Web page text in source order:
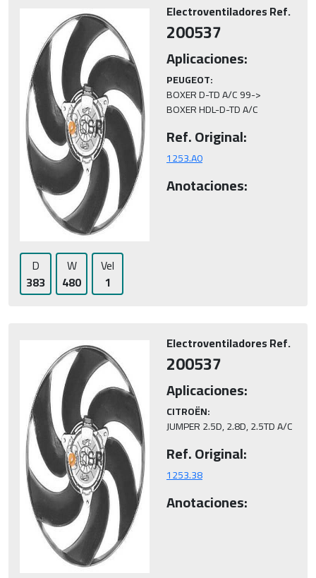
D
383
W
480
Vel
1
Electroventiladores Ref.
200537
Aplicaciones:
PEUGEOT:
BOXER D-TD A/C 99->
BOXER HDL-D-TD A/C
Ref. Original:
1253.A0
Anotaciones:
Electroventiladores Ref.
200537
Aplicaciones:
CITROËN:
JUMPER 2.5D, 2.8D, 2.5TD A/C
Ref. Original:
1253.38
Anotaciones: